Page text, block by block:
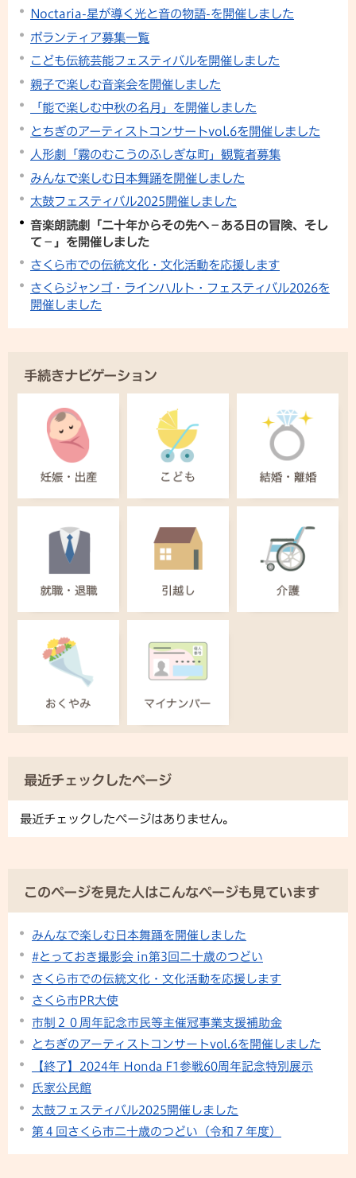
Noctaria-星が導く光と音の物語-を開催しました
ボランティア募集一覧
こども伝統芸能フェスティバルを開催しました
親子で楽しむ音楽会を開催しました
「能で楽しむ中秋の名月」を開催しました
とちぎのアーティストコンサートvol.6を開催しました
人形劇「霧のむこうのふしぎな町」観覧者募集
みんなで楽しむ日本舞踊を開催しました
太鼓フェスティバル2025開催しました
音楽朗読劇「二十年からその先へ－ある日の冒険、そし
て－」を開催しました
さくら市での伝統文化・文化活動を応援します
さくらジャンゴ・ラインハルト・フェスティバル2026を
開催しました
手続きナビゲーション
最近チェックしたページ
最近チェックしたページはありません。
このページを見た人はこんなページも見ています
みんなで楽しむ日本舞踊を開催しました
#とっておき撮影会 in第3回二十歳のつどい
さくら市での伝統文化・文化活動を応援します
さくら市PR大使
市制２０周年記念市民等主催冠事業支援補助金
とちぎのアーティストコンサートvol.6を開催しました
【終了】2024年 Honda F1参戦60周年記念特別展示
氏家公民館
太鼓フェスティバル2025開催しました
第４回さくら市二十歳のつどい（令和７年度）